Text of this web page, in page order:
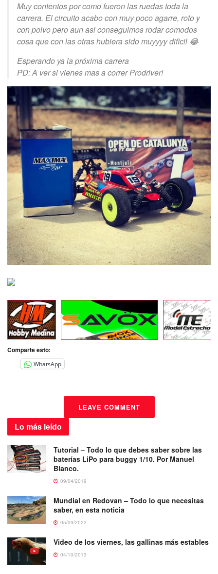
Muy contentos por como fueron las ruedas toda la
carrera. El circuito acabo con muy poco agarre, roto y
con polvo pero aun asi conseguimos rodar comodos
cosa que con las otras hubiera sido muyyyy dificil 😂
Esperando ya la próxima carrera
PD: A ver si vienes mas a correr Prodriver!
Comparte esto:
WhatsApp
LEAVE COMMENT
Lo más leído
Tutorial – Todo lo que debes saber sobre las
baterías LiPo para buggy 1/10. Por Manuel
Blanco.
09/04/2019
Mundial en Redovan – Todo lo que necesitas
saber, en esta noticia
05/09/2022
Video de los viernes, las gallinas más estables
04/10/2013